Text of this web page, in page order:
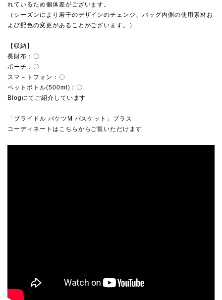
れているため個体差がございます。
（シーズンにより若干のデザインのチェンジ、バッグ内側の使用素材お
よび配色の変更があることがございます。）
【収納】
長財布：〇
ポーチ：〇
スマ－トフォン：〇
ペットボトル(500ml)：〇
Blogにてご紹介しています
「ブライドル バケツM バスケット」プラス
コーディネートはこちらからご覧いただけます